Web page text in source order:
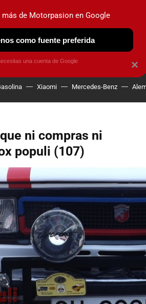
ELÉCTRICOS OBSERVATORIO
Xiaomi Mercedes-Benz
ni compras ni
populi (107)
×
más de Motorpasion en Google
como fuente preferida
una cuenta de Google